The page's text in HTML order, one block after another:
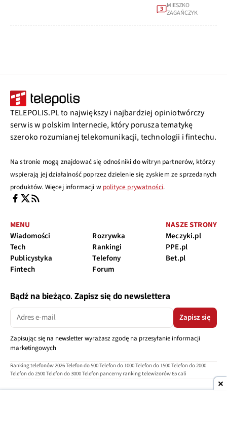
3
MIESZKO
ZAGAŃCZYK
TELEPOLIS.PL to największy i najbardziej opiniotwórczy
serwis w polskim Internecie, który porusza tematykę
szeroko rozumianej telekomunikacji, technologii i fintechu.
Na stronie mogą znajdować się odnośniki do witryn partnerów, którzy
wspierają jej działalność poprzez dzielenie się zyskiem ze sprzedanych
produktów. Więcej informacji w polityce prywatności.
MENU
Wiadomości
Tech
Publicystyka
Fintech
Rozrywka
Rankingi
Telefony
Forum
NASZE STRONY
Meczyki.pl
PPE.pl
Bet.pl
Bądź na bieżąco. Zapisz się do newslettera
Zapisz się
Zapisując się na newsletter wyrażasz zgodę na przesyłanie informacji
marketingowych
Ranking telefonów 2026Telefon do 500Telefon do 1000Telefon do 1500Telefon do 2000
Telefon do 2500Telefon do 3000Telefon pancerny ranking telewizorów 65 cali